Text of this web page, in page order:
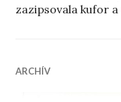
zazipsovala kufor a
ARCHÍV